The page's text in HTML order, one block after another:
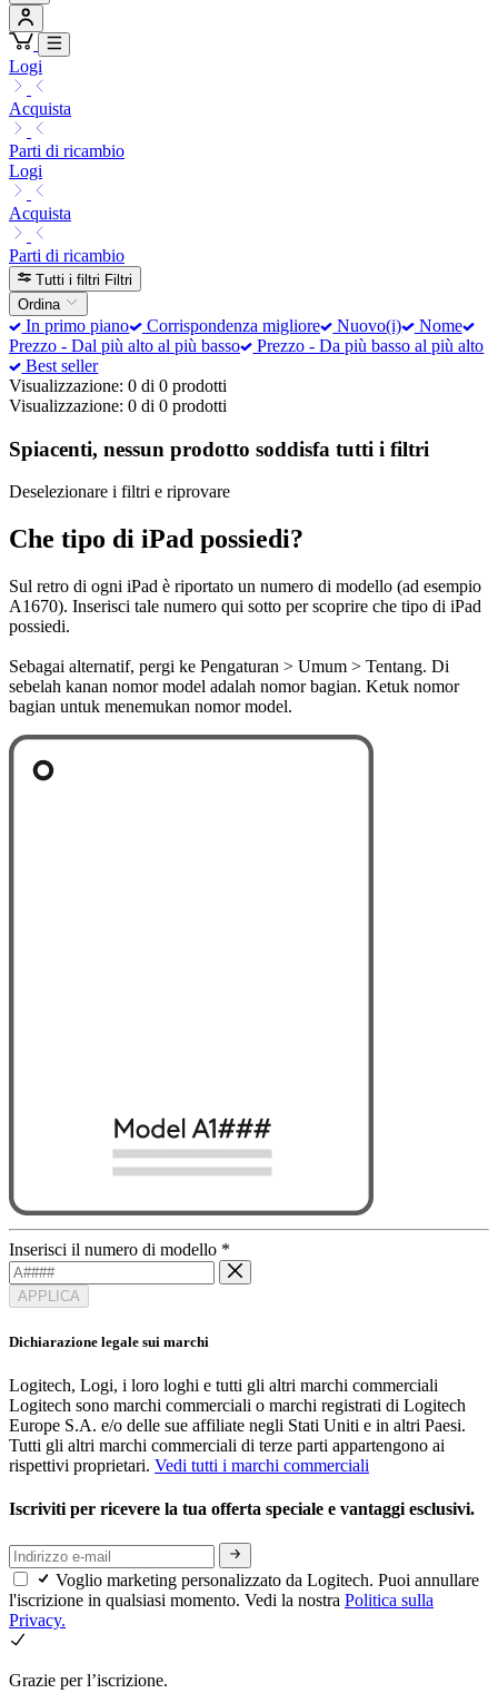
Logi
Acquista
Parti di ricambio
Logi
Acquista
Parti di ricambio
Tutti i filtri Filtri
Ordina
In primo piano Corrispondenza migliore Nuovo(i)
Nome
Prezzo - Dal più alto al più basso
Prezzo - Da più basso al più alto
Best seller
Visualizzazione: 0 di 0 prodotti
Visualizzazione: 0 di 0 prodotti
Spiacenti, nessun prodotto soddisfa tutti i filtri
Deselezionare i filtri e riprovare
Che tipo di iPad possiedi?
Sul retro di ogni iPad è riportato un numero di modello (ad esempio
A1670). Inserisci tale numero qui sotto per scoprire che tipo di iPad
possiedi.
Sebagai alternatif, pergi ke Pengaturan > Umum > Tentang. Di
sebelah kanan nomor model adalah nomor bagian. Ketuk nomor
bagian untuk menemukan nomor model.
Inserisci il numero di modello *
APPLICA
Dichiarazione legale sui marchi
Logitech, Logi, i loro loghi e tutti gli altri marchi commerciali
Logitech sono marchi commerciali o marchi registrati di Logitech
Europe S.A. e/o delle sue affiliate negli Stati Uniti e in altri Paesi.
Tutti gli altri marchi commerciali di terze parti appartengono ai
rispettivi proprietari. Vedi tutti i marchi commerciali
Iscriviti per ricevere la tua offerta speciale e vantaggi esclusivi.
Voglio marketing personalizzato da Logitech. Puoi annullare
l'iscrizione in qualsiasi momento. Vedi la nostra Politica sulla
Privacy.
Grazie per l’iscrizione.